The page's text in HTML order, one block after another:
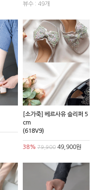
뷰수 : 49개
[소가죽] 베르사유 슬리퍼 5
cm
(618V9)
38% 79,90049,900원